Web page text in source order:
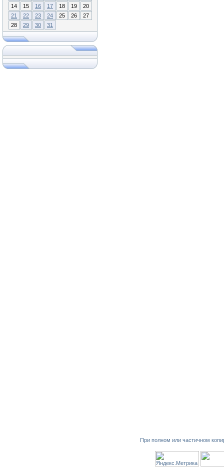
14
15 16 17 18 19
20
21
22 23 24 25 26
27
28
29 30 31
При полном или частичном